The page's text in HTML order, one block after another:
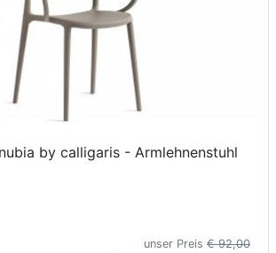
by calligaris - Armlehnenstuhl
unser Preis € 92,00